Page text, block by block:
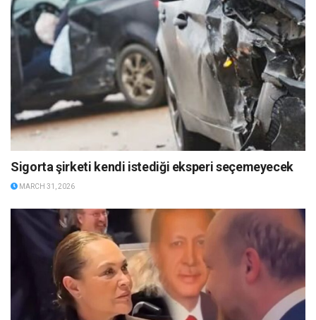
Sigorta şirketi kendi istediği eksperi seçemeyecek
MARCH 31, 2026